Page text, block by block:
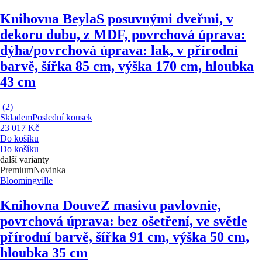
Knihovna BeylaS posuvnými dveřmi, v
dekoru dubu, z MDF, povrchová úprava:
dýha/povrchová úprava: lak, v přírodní
barvě, šířka 85 cm, výška 170 cm, hloubka
43 cm
(2)
SklademPoslední kousek
23 017 Kč
Do košíku
Do košíku
další varianty
PremiumNovinka
Bloomingville
Knihovna DouveZ masivu pavlovnie,
povrchová úprava: bez ošetření, ve světle
přírodní barvě, šířka 91 cm, výška 50 cm,
hloubka 35 cm